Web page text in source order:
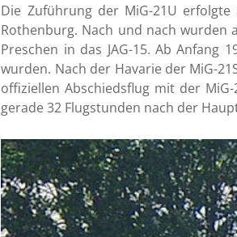
Die Zuführung der MiG-21U
Rothenburg. Nach und nach wurden
Preschen in das JAG-15. Ab Anfang
wurden. Nach der Havarie der MiG-
offiziellen Abschiedsflug mit der
gerade 32 Flugstunden nach der